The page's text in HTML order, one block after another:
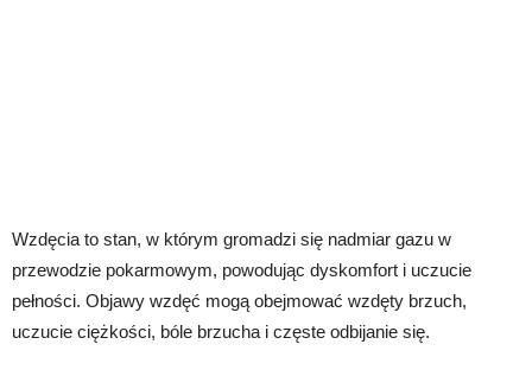
Wzdęcia to stan, w którym gromadzi się nadmiar gazu w
przewodzie pokarmowym, powodując dyskomfort i uczucie
pełności. Objawy wzdęć mogą obejmować wzdęty brzuch,
uczucie ciężkości, bóle brzucha i częste odbijanie się.